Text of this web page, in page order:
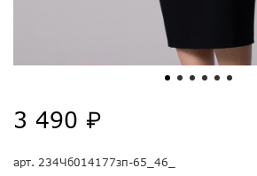
арт. 234Чб014177зп-65_46_
3 490 ₽